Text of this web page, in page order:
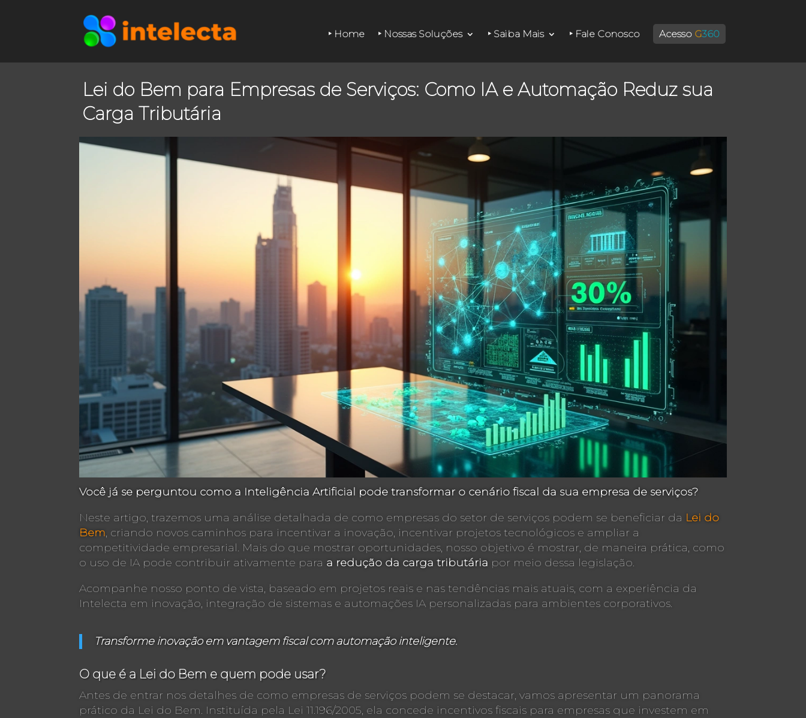
‣ Home ‣ Nossas Soluções ‣ Saiba Mais ‣ Fale Conosco Acesso G360
Lei do Bem para Empresas de Serviços: Como IA e Automação Reduz sua
Carga Tributária
Você já se perguntou como a Inteligência Artificial pode transformar o cenário fiscal da sua empresa de serviços?
Neste artigo, trazemos uma análise detalhada de como empresas do setor de serviços podem se beneficiar da Lei do
Bem, criando novos caminhos para incentivar a inovação, incentivar projetos tecnológicos e ampliar a
competitividade empresarial. Mais do que mostrar oportunidades, nosso objetivo é mostrar, de maneira prática, como
o uso de IA pode contribuir ativamente para a redução da carga tributária por meio dessa legislação.
Acompanhe nosso ponto de vista, baseado em projetos reais e nas tendências mais atuais, com a experiência da
Intelecta em inovação, integração de sistemas e automações IA personalizadas para ambientes corporativos.
Transforme inovação em vantagem fiscal com automação inteligente.
O que é a Lei do Bem e quem pode usar?
Antes de entrar nos detalhes de como empresas de serviços podem se destacar, vamos apresentar um panorama
prático da Lei do Bem. Instituída pela Lei 11.196/2005, ela concede incentivos fiscais para empresas que investem em